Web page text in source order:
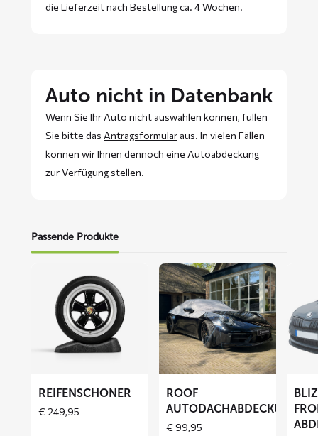
die Lieferzeit nach Bestellung ca. 4 Wochen.
Auto nicht in Datenbank
Wenn Sie Ihr Auto nicht auswählen können, füllen
Sie bitte das Antragsformular aus. In vielen Fällen
können wir Ihnen dennoch eine Autoabdeckung
zur Verfügung stellen.
Passende Produkte
Reifenschoner
REIFENSCHONER
€249,95
Mehr
lesen
über
ROOF
Autodachabdeckung
ROOF
AUTODACHABDECKUNG
€99,95
über
BLIZZ